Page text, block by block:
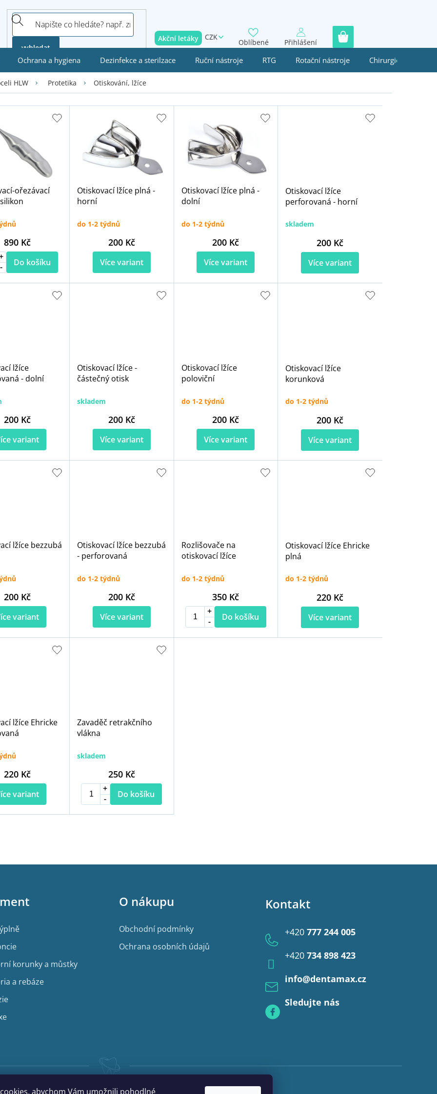
abychom Vám umožnili pohodlné
vyhledat
Akční letáky Oblíbené Přihlášení
CZK
Ochrana a hygiena Dezinfekce a sterilzace Ruční nástroje RTG Rotační nástroje Chirurgie
HLW Protetika Otiskování, lžíce
ořezávací
890 Kč
Do košíku
Otiskovací lžíce plná -
horní
do 1-2 týdnů
200 Kč
Více variant
Otiskovací lžíce plná -
dolní
do 1-2 týdnů
200 Kč
Více variant
Otiskovací lžíce
perforovaná - horní
skladem
200 Kč
Více variant
lžíce
- dolní
200 Kč
variant
Otiskovací lžíce -
částečný otisk
skladem
200 Kč
Více variant
Otiskovací lžíce
poloviční
do 1-2 týdnů
200 Kč
Více variant
Otiskovací lžíce
korunková
do 1-2 týdnů
200 Kč
Více variant
lžíce bezzubá
200 Kč
variant
Otiskovací lžíce bezzubá
- perforovaná
do 1-2 týdnů
200 Kč
Více variant
Rozlišovače na
otiskovací lžíce
do 1-2 týdnů
350 Kč
Do košíku
Otiskovací lžíce Ehricke
plná
do 1-2 týdnů
220 Kč
Více variant
lžíce Ehricke
220 Kč
variant
Zavaděč retrakčního
vlákna
skladem
250 Kč
Do košíku
d
p
k
v
korunky a můstky
a rebáze
O nákupu
Obchodní podmínky
Ochrana osobních údajů
Kontakt
info@dentamax.cz
+420 777 244 005
+420 734 898 423
Sledujte nás